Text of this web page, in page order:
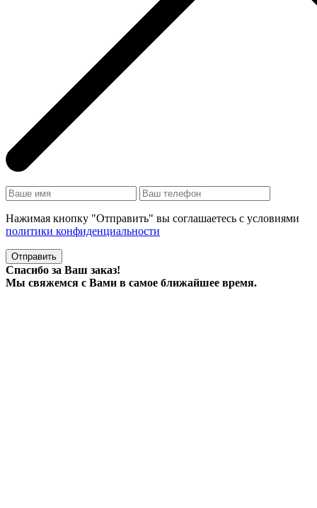
Нажимая кнопку "Отправить" вы соглашаетесь с условиями
политики конфиденциальности
Отправить
Спасибо за Ваш заказ!
Мы свяжемся с Вами в самое ближайшее время.